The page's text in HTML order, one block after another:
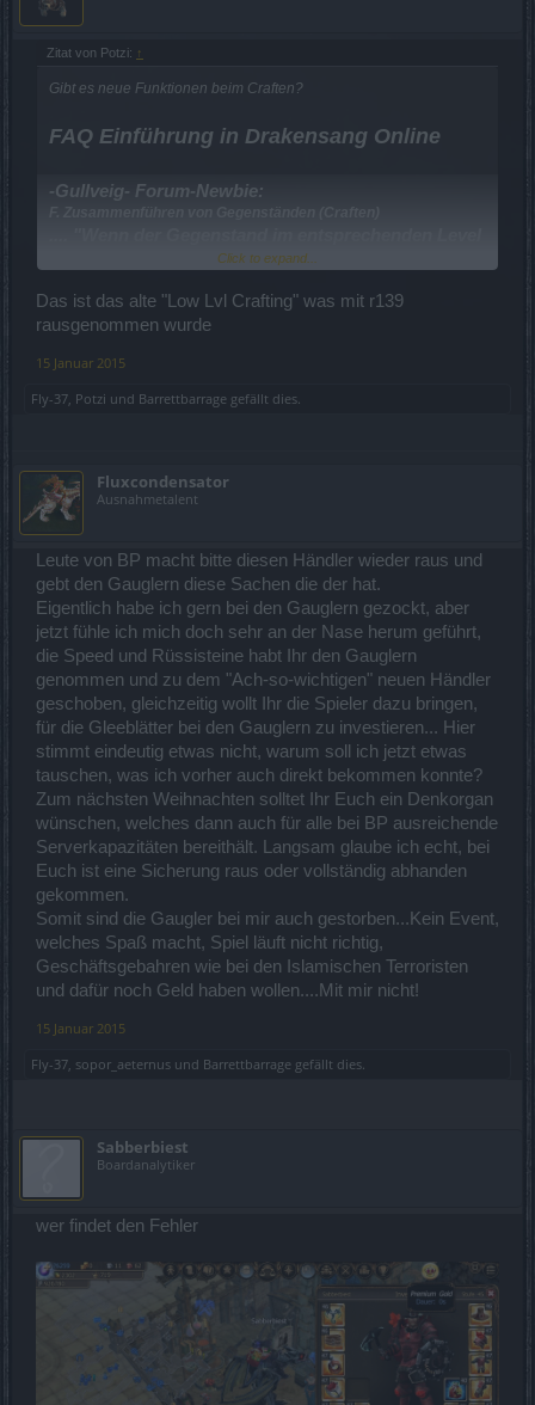
Zitat von Potzi: ↑
Gibt es neue Funktionen beim Craften?
FAQ Einführung in Drakensang Online
-Gullveig- Forum-Newbie:
nicht im Spiel vorhanden ist und man einen
Durchschnittswert erhält, bekommt dieser eine
bessere Verzauberung."
auf ganze Zahl. z.B. Zier 31,75 wird zu 31 und nicht zu einer 24er
Gruß Potzi
Click to expand...
Das ist das alte "Low Lvl Crafting" was mit r139
rausgenommen wurde
15 Januar 2015
Fly-37 Potzi und Barrettbarrage gefällt dies.
Fluxcondensator
Ausnahmetalent
Leute von BP macht bitte diesen Händler wieder raus und
gebt den Gauglern diese Sachen die der hat.
Eigentlich habe ich gern bei den Gauglern gezockt, aber
jetzt fühle ich mich doch sehr an der Nase herum geführt,
die Speed und Rüssisteine habt Ihr den Gauglern
genommen und zu dem "Ach-so-wichtigen" neuen Händler
geschoben, gleichzeitig wollt Ihr die Spieler dazu bringen,
für die Gleeblätter bei den Gauglern zu investieren... Hier
stimmt eindeutig etwas nicht, warum soll ich jetzt etwas
tauschen, was ich vorher auch direkt bekommen konnte?
Zum nächsten Weihnachten solltet Ihr Euch ein Denkorgan
wünschen, welches dann auch für alle bei BP ausreichende
Serverkapazitäten bereithält. Langsam glaube ich echt, bei
Euch ist eine Sicherung raus oder vollständig abhanden
gekommen.
Somit sind die Gaugler bei mir auch gestorben...Kein Event,
welches Spaß macht, Spiel läuft nicht richtig,
Geschäftsgebahren wie bei den Islamischen Terroristen
und dafür noch Geld haben wollen....Mit mir nicht!
15 Januar 2015
Fly-37 sopor_aeternus und Barrettbarrage gefällt dies.
Sabberbiest
Boardanalytiker
wer findet den Fehler